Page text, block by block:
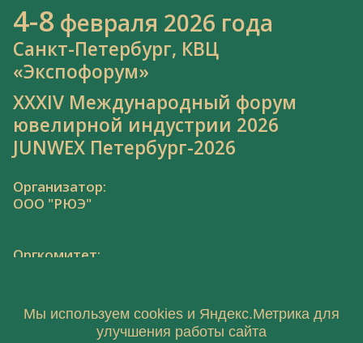
4-8 февраля 2026 года
Санкт-Петербург, КВЦ
«Экспофорум»
XXXIV Международный форум
ювелирной индустрии 2026
JUNWEX Петербург-2026
Организатор:
ООО "РЮЭ"
Оргкомитет:
Мы используем cookies и Яндекс.Метрика для
улучшения работы сайта